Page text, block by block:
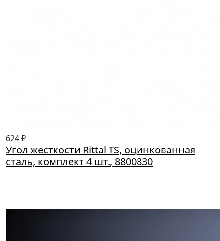
624 ₽
Угол жесткости Rittal TS, оцинкованная
сталь, комплект 4 шт., 8800830